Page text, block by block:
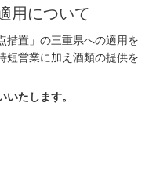
用について
措置」の三重県への適用を
短営業に加え酒類の提供を
たします。